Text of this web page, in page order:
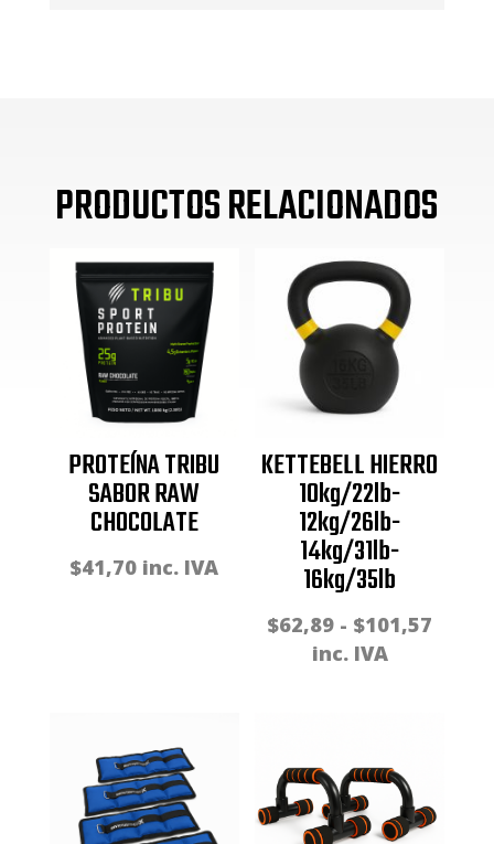
PRODUCTOS RELACIONADOS
PROTEÍNA TRIBU
SABOR RAW
CHOCOLATE
$41,70 inc. IVA
KETTEBELL HIERRO
10kg/22lb-
12kg/26lb-
14kg/31lb-
16kg/35lb
$62,89 - $101,57
inc. IVA